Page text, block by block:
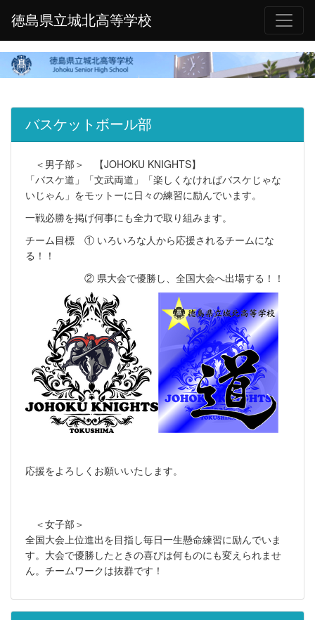
徳島県立城北高等学校
バスケットボール部
＜男子部＞ 【JOHOKU KNIGHTS】
「バスケ道」「文武両道」「楽しくなければバスケじゃな
いじゃん」をモットーに日々の練習に励んでいます。
一戦必勝を掲げ何事にも全力で取り組みます。
チーム目標 ① いろいろな人から応援されるチームにな
る！！
② 県大会で優勝し、全国大会へ出場する！！
応援をよろしくお願いいたします。
＜女子部＞
全国大会上位進出を目指し毎日一生懸命練習に励んでいま
す。大会で優勝したときの喜びは何ものにも変えられませ
ん。チームワークは抜群です！